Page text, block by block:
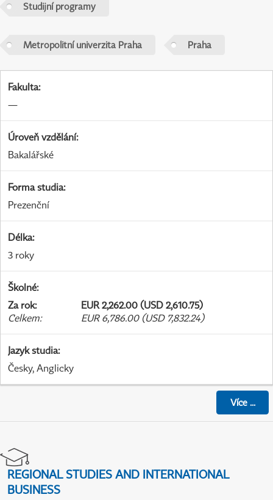
Studijní programy
Metropolitní univerzita Praha Praha
Fakulta:
—
Úroveň vzdělání:
Bakalářské
Forma studia:
Prezenční
Délka:
3 roky
Školné:
Za rok:
EUR 2,262.00 (USD 2,610.75)
Celkem: EUR 6,786.00 (USD 7,832.24)
Jazyk studia:
Česky, Anglicky
Více...
REGIONAL STUDIES AND INTERNATIONAL
BUSINESS